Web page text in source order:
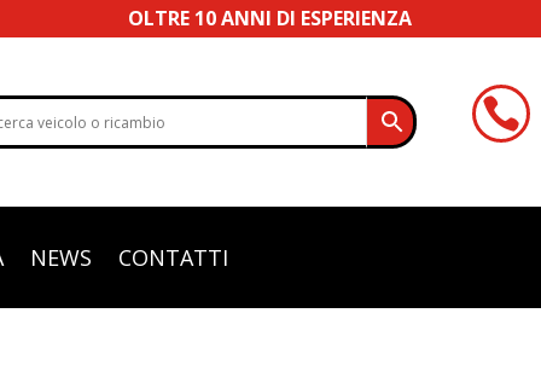
OLTRE 10 ANNI DI ESPERIENZA

NEWS CONTATTI